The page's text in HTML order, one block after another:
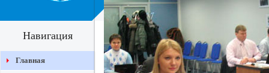
Навигация
Главная